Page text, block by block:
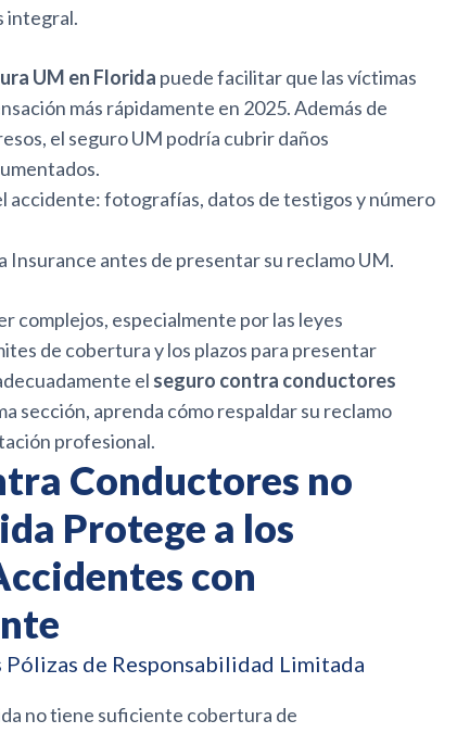
integral.
UM en Florida puede facilitar que las víctimas
más rápidamente en 2025. Además de
el seguro UM podría cubrir daños
accidente: fotografías, datos de testigos y número
Insurance antes de presentar su reclamo UM.
complejos, especialmente por las leyes
de cobertura y los plazos para presentar
el seguro contra conductores
sección, aprenda cómo respaldar su reclamo
profesional.
Conductores no
Protege a los
con
de Responsabilidad Limitada
no tiene suficiente cobertura de